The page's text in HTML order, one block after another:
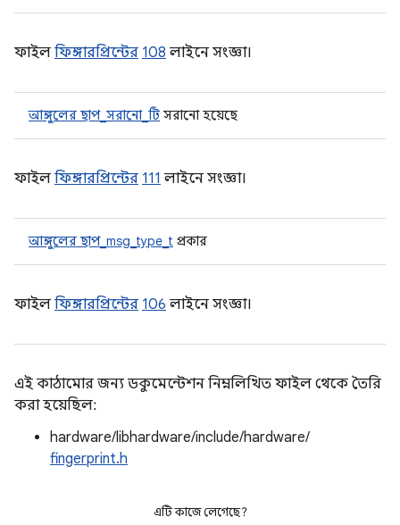
ফাইল ফিঙ্গারপ্রিন্টের 108 লাইনে সংজ্ঞা।
আঙ্গুলের ছাপ_সরানো_টি সরানো হয়েছে
ফাইল ফিঙ্গারপ্রিন্টের 111 লাইনে সংজ্ঞা।
আঙ্গুলের ছাপ_msg_type_t প্রকার
ফাইল ফিঙ্গারপ্রিন্টের 106 লাইনে সংজ্ঞা।
এই কাঠামোর জন্য ডকুমেন্টেশন নিম্নলিখিত ফাইল থেকে তৈরি
করা হয়েছিল:
hardware/libhardware/include/hardware/
fingerprint.h
এটি কাজে লেগেছে?